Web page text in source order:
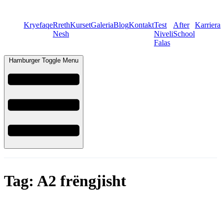
KryefaqeRreth
Nesh
KursetGaleriaBlogKontaktTest
Niveli
Falas
After
School
Karriera
Hamburger Toggle Menu
Tag: A2 frëngjisht